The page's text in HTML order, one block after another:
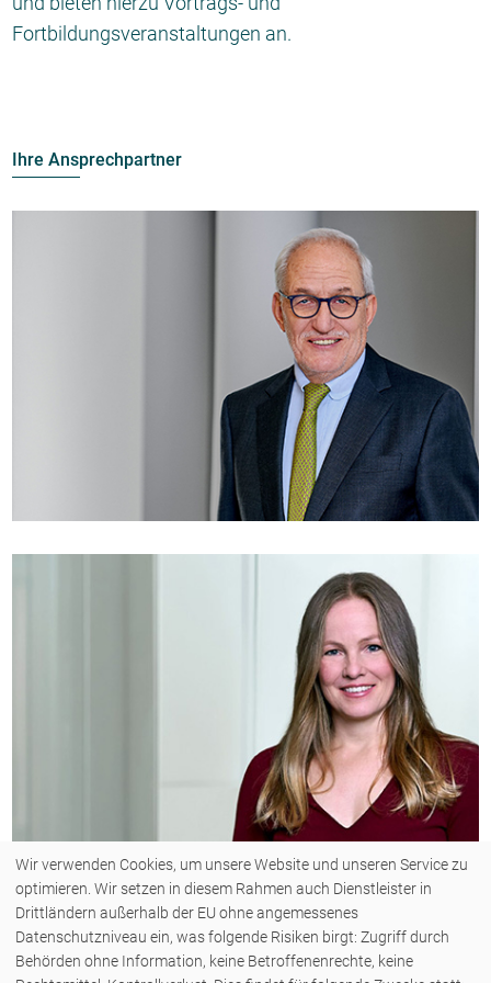
Fortbildungsveranstaltungen an.
Ihre Ansprechpartner
COPYRIGHT © 2026 - ZENK RECHTSANWÄLTE PARTNERSCHAFT MBB - ALLE
Wir verwenden Cookies, um unsere Website und unseren Service zu
optimieren. Wir setzen in diesem Rahmen auch Dienstleister in
Drittländern außerhalb der EU ohne angemessenes
Datenschutzniveau ein, was folgende Risiken birgt: Zugriff durch
Behörden ohne Information, keine Betroffenenrechte, keine